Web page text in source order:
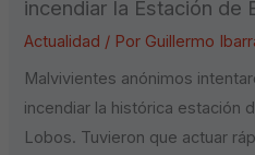
incendiar la Estación de
Actualidad / Por Guillermo
Malvivientes anónimos
incendiar la histórica estación
Lobos. Tuvieron que actuar